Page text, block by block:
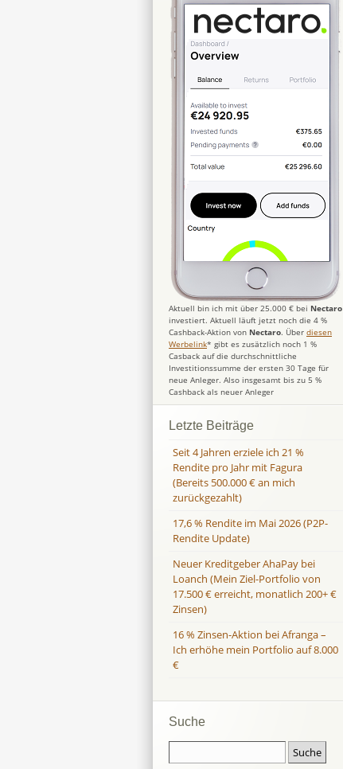
Aktuell bin ich mit über 25.000 € bei Nectaro
investiert. Aktuell läuft jetzt noch die 4 %
Cashback-Aktion von Nectaro. Über diesen
Werbelink* gibt es zusätzlich noch 1 %
Casback auf die durchschnittliche
Investitionssumme der ersten 30 Tage für
neue Anleger. Also insgesamt bis zu 5 %
Cashback als neuer Anleger
Letzte Beiträge
Seit 4 Jahren erziele ich 21 %
Rendite pro Jahr mit Fagura
(Bereits 500.000 € an mich
zurückgezahlt)
17,6 % Rendite im Mai 2026 (P2P-
Rendite Update)
Neuer Kreditgeber AhaPay bei
Loanch (Mein Ziel-Portfolio von
17.500 € erreicht, monatlich 200+ €
Zinsen)
16 % Zinsen-Aktion bei Afranga –
Ich erhöhe mein Portfolio auf 8.000
€
Suche